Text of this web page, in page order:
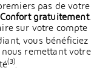
pas de votre
gratuitement.
sur votre compte
vous bénéficiez
remettant votre
(3).